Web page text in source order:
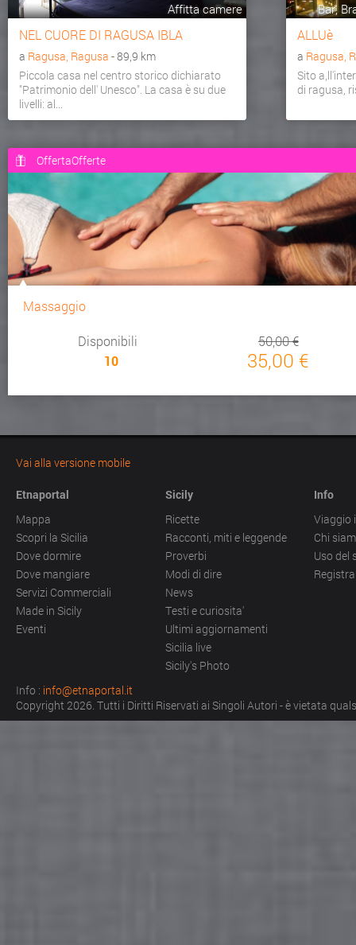
Affitta camere
NEL CUORE DI RAGUSA IBLA
a Ragusa, Ragusa - 89,9 km
Piccola casa nel centro storico dichiarato
"Patrimonio dell' Unesco". La casa è su due
livelli: al...
Bar,
ALLUè
a Ragusa,
Sito
di ragusa,
OffertaOfferte
Massaggio
Disponibili
10
50,00 €
35,00 €
Vai alla versione mobile
Etnaportal
Mappa
Scopri la Sicilia
Dove dormire
Dove mangiare
Servizi Commerciali
Made in Sicily
Eventi
Sicily
Ricette
Racconti, miti e leggende
Proverbi
Modi di dire
News
Testi e curiosita'
Ultimi aggiornamenti
Sicilia live
Sicily's Photo
Info
Viaggio
Chi
Uso del
Info : info@etnaportal.it
Copyright 2026. Tutti i Diritti Riservati ai Singoli Autori - è vietata